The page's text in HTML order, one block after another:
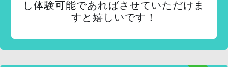
し体験可能であればさせていただけま
すと嬉しいです！